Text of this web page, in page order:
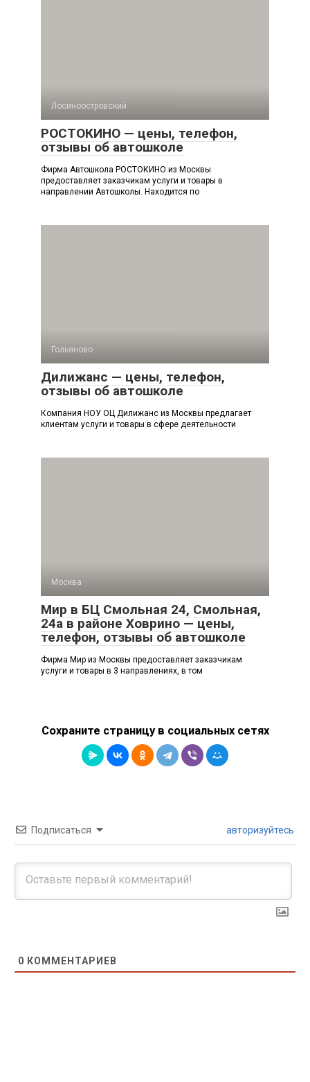
Лосиноостровский
РОСТОКИНО — цены, телефон,
отзывы об автошколе
Фирма Автошкола РОСТОКИНО из Москвы
предоставляет заказчикам услуги и товары в
направлении Автошколы. Находится по
Гольяново
Дилижанс — цены, телефон,
отзывы об автошколе
Компания НОУ ОЦ Дилижанс из Москвы предлагает
клиентам услуги и товары в сфере деятельности
Москва
Мир в БЦ Смольная 24, Смольная,
24а в районе Ховрино — цены,
телефон, отзывы об автошколе
Фирма Мир из Москвы предоставляет заказчикам
услуги и товары в 3 направлениях, в том
Сохраните страницу в социальных сетях
Подписаться авторизуйтесь
0 КОММЕНТАРИЕВ